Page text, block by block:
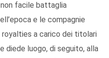
facile battaglia
e le compagnie
a carico dei titolari
diede luogo, di seguito, alla